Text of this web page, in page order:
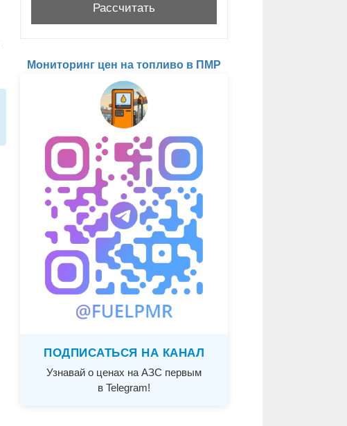
Мониторинг цен на топливо в ПМР
ПОДПИСАТЬСЯ НА КАНАЛ
Узнавай о ценах на АЗС первым
в Telegram!